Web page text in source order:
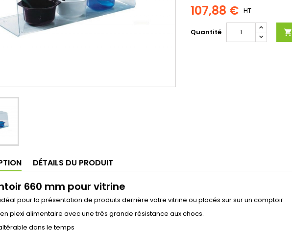
107,88 € HT
Quantité 
DÉTAILS DU PRODUIT
660 mm pour vitrine
pour la présentation de produits derrière votre vitrine ou placés sur sur un comptoir
plexi alimentaire avec une très grande résistance aux chocs.
dans le temps